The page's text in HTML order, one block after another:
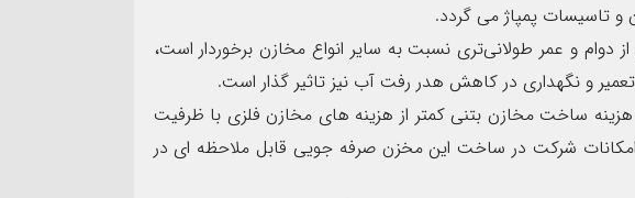
تاسیسات پمپاژ می گردد.
دوام و عمر طولانی‌تری نسبت به سایر انواع مخازن برخوردار است،
و نگهداری در کاهش هدر رفت آب نیز تاثیر گذار است.
ساخت مخازن بتنی کمتر از هزینه های مخازن فلزی با ظرفیت
امکانات شرکت در ساخت این مخزن صرفه جویی قابل ملاحظه ای در